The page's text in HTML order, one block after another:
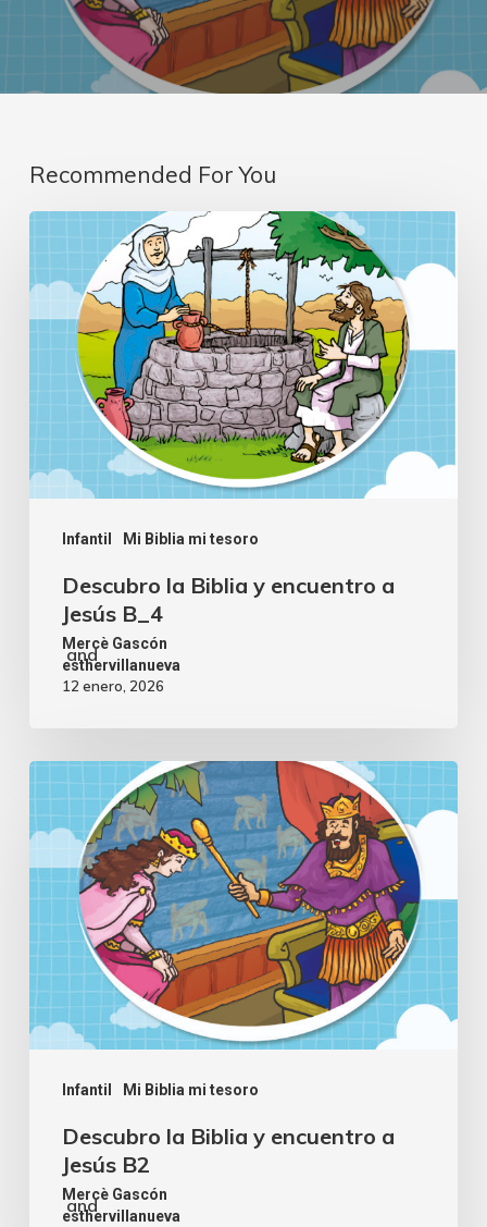
Recommended For You
Infantil Mi Biblia mi tesoro
Descubro la Biblia y encuentro a
Jesús B_4
Mercè Gascón
and
esthervillanueva
12 enero, 2026
Infantil Mi Biblia mi tesoro
Descubro la Biblia y encuentro a
Jesús B2
Mercè Gascón
and
esthervillanueva